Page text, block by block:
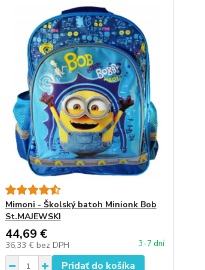
Mimoni - Školský batoh Minionk Bob
St.MAJEWSKI
44,69 €
36,33 € bez DPH 3-7 dní
Pridať do košíka